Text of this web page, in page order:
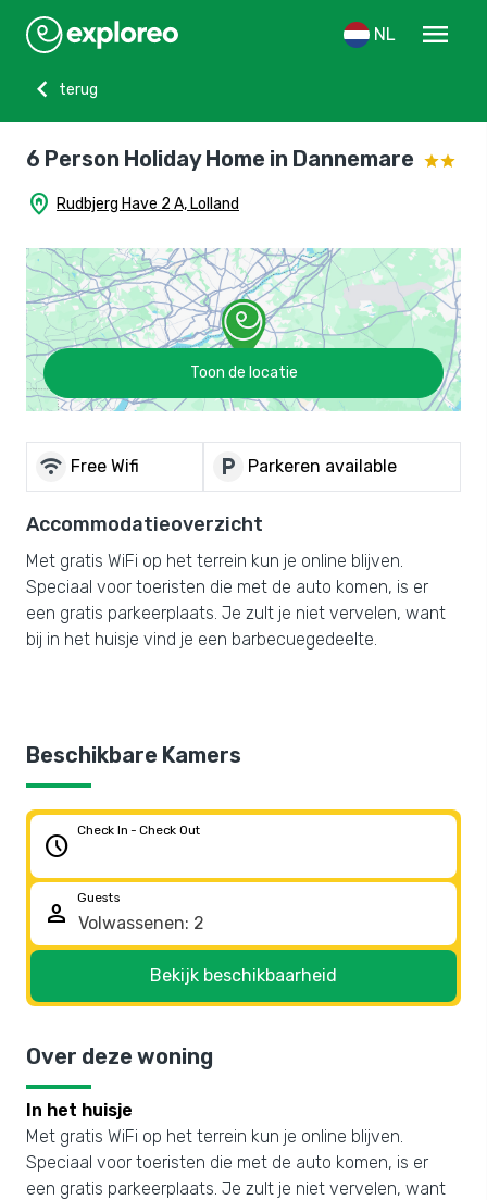
NL
menu
chevron_left
terug
6 Person Holiday Home in Dannemare
home_pin Rudbjerg Have 2 A, Lolland
Toon de locatie
wifi Free Wifi local_parking Parkeren available
Accommodatieoverzicht
Met gratis WiFi op het terrein kun je online blijven.
Speciaal voor toeristen die met de auto komen, is er
een gratis parkeerplaats. Je zult je niet vervelen, want
bij in het huisje vind je een barbecuegedeelte.
Beschikbare Kamers
schedule
Check In - Check Out
person
Guests
Bekijk beschikbaarheid
Over deze woning
In het huisje
Met gratis WiFi op het terrein kun je online blijven.
Speciaal voor toeristen die met de auto komen, is er
een gratis parkeerplaats. Je zult je niet vervelen, want